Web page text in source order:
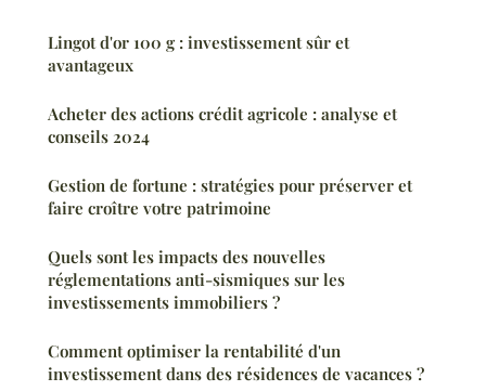
Lingot d'or 100 g : investissement sûr et
avantageux
Acheter des actions crédit agricole : analyse et
conseils 2024
Gestion de fortune : stratégies pour préserver et
faire croître votre patrimoine
Quels sont les impacts des nouvelles
réglementations anti-sismiques sur les
investissements immobiliers ?
Comment optimiser la rentabilité d'un
investissement dans des résidences de vacances ?